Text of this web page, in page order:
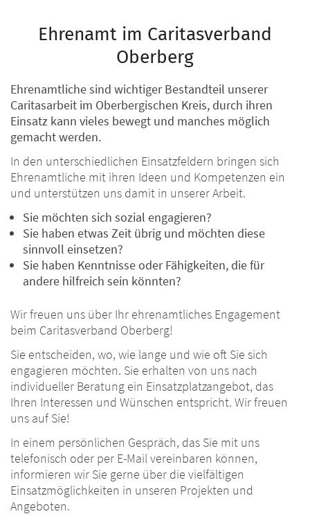
Ehrenamt im Caritasverband
Oberberg
Ehrenamtliche sind wichtiger Bestandteil unserer
Caritasarbeit im Oberbergischen Kreis, durch ihren
Einsatz kann vieles bewegt und manches möglich
gemacht werden.
In den unterschiedlichen Einsatzfeldern bringen sich
Ehrenamtliche mit ihren Ideen und Kompetenzen ein
und unterstützen uns damit in unserer Arbeit.
Sie möchten sich sozial engagieren?
Sie haben etwas Zeit übrig und möchten diese
sinnvoll einsetzen?
Sie haben Kenntnisse oder Fähigkeiten, die für
andere hilfreich sein könnten?
Wir freuen uns über Ihr ehrenamtliches Engagement
beim Caritasverband Oberberg!
Sie entscheiden, wo, wie lange und wie oft Sie sich
engagieren möchten. Sie erhalten von uns nach
individueller Beratung ein Einsatzplatzangebot, das
Ihren Interessen und Wünschen entspricht. Wir freuen
uns auf Sie!
In einem persönlichen Gespräch, das Sie mit uns
telefonisch oder per E-Mail vereinbaren können,
informieren wir Sie gerne über die vielfältigen
Einsatzmöglichkeiten in unseren Projekten und
Angeboten.